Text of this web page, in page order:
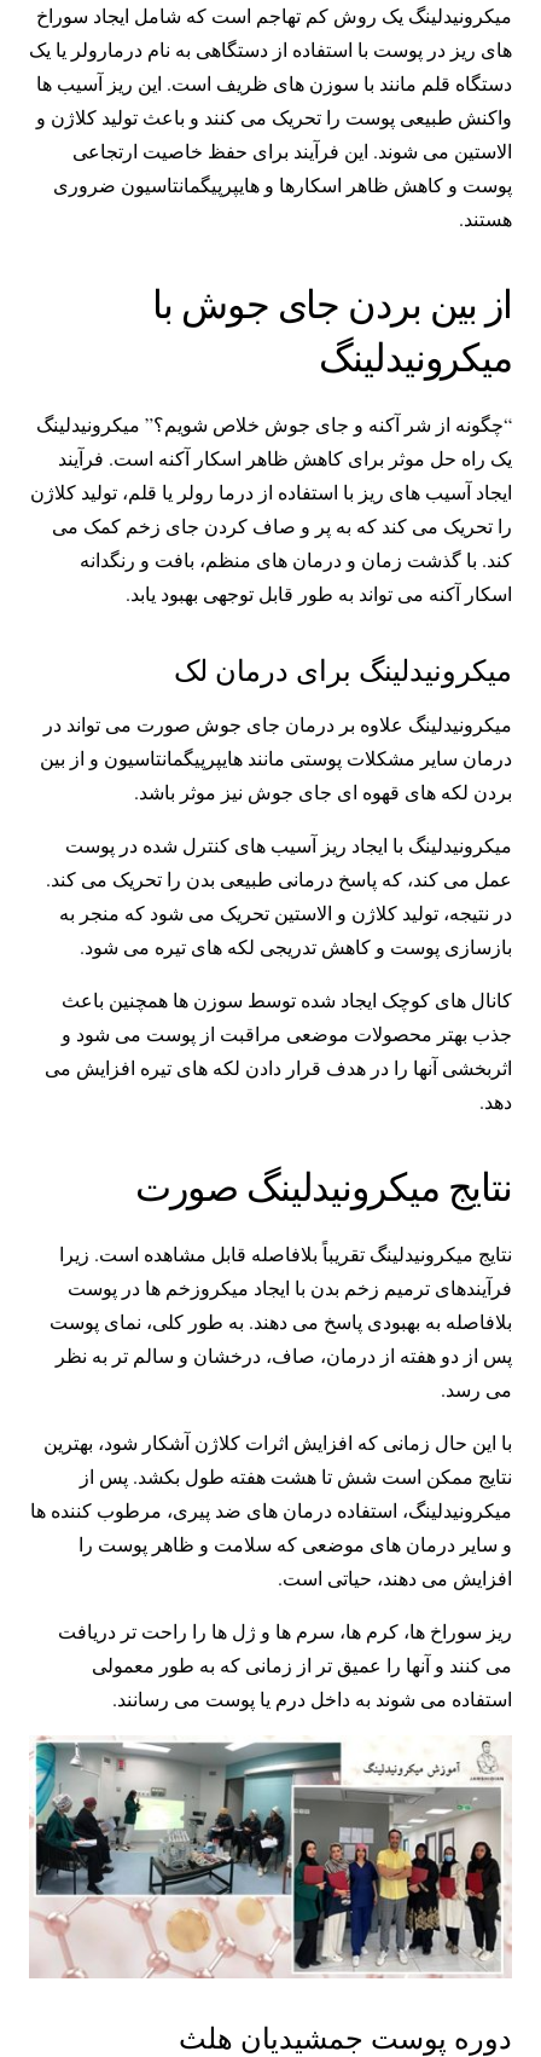
میکرونیدلینگ یک روش کم تهاجم است که شامل ایجاد سوراخ
های ریز در پوست با استفاده از دستگاهی به نام درمارولر یا یک
دستگاه قلم مانند با سوزن های ظریف است. این ریز آسیب ها
واکنش طبیعی پوست را تحریک می کنند و باعث تولید کلاژن و
الاستین می شوند. این فرآیند برای حفظ خاصیت ارتجاعی
پوست و کاهش ظاهر اسکارها و هایپرپیگمانتاسیون ضروری
هستند.
از بین بردن جای جوش با
میکرونیدلینگ
“چگونه از شر آکنه و جای جوش خلاص شویم؟” میکرونیدلینگ
یک راه حل موثر برای کاهش ظاهر اسکار آکنه است. فرآیند
ایجاد آسیب های ریز با استفاده از درما رولر یا قلم، تولید کلاژن
را تحریک می کند که به پر و صاف کردن جای زخم کمک می
کند. با گذشت زمان و درمان های منظم، بافت و رنگدانه
اسکار آکنه می تواند به طور قابل توجهی بهبود یابد.
میکرونیدلینگ برای درمان لک
میکرونیدلینگ علاوه بر درمان جای جوش صورت می تواند در
درمان سایر مشکلات پوستی مانند هایپرپیگمانتاسیون و از بین
بردن لکه های قهوه ای جای جوش نیز موثر باشد.
میکرونیدلینگ با ایجاد ریز آسیب های کنترل شده در پوست
عمل می کند، که پاسخ درمانی طبیعی بدن را تحریک می کند.
در نتیجه، تولید کلاژن و الاستین تحریک می شود که منجر به
بازسازی پوست و کاهش تدریجی لکه های تیره می شود.
کانال های کوچک ایجاد شده توسط سوزن ها همچنین باعث
جذب بهتر محصولات موضعی مراقبت از پوست می شود و
اثربخشی آنها را در هدف قرار دادن لکه های تیره افزایش می
دهد.
نتایج میکرونیدلینگ صورت
نتایج میکرونیدلینگ تقریباً بلافاصله قابل مشاهده است. زیرا
فرآیندهای ترمیم زخم بدن با ایجاد میکروزخم ها در پوست
بلافاصله به بهبودی پاسخ می دهند. به طور کلی، نمای پوست
پس از دو هفته از درمان، صاف، درخشان و سالم تر به نظر
می رسد.
با این حال زمانی که افزایش اثرات کلاژن آشکار شود، بهترین
نتایج ممکن است شش تا هشت هفته طول بکشد. پس از
میکرونیدلینگ، استفاده درمان های ضد پیری، مرطوب کننده ها
و سایر درمان های موضعی که سلامت و ظاهر پوست را
افزایش می دهند، حیاتی است.
ریز سوراخ ها، کرم ها، سرم ها و ژل ها را راحت تر دریافت
می کنند و آنها را عمیق تر از زمانی که به طور معمولی
استفاده می شوند به داخل درم یا پوست می رسانند.
دوره پوست جمشیدیان هلث